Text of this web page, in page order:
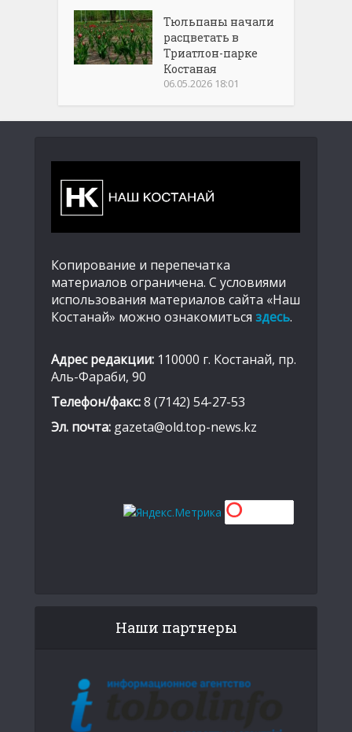
Тюльпаны начали
расцветать в
Триатлон-парке
Костаная
06.05.2026 18:01
Копирование и перепечатка
материалов ограничена. С условиями
использования материалов сайта «Наш
Костанай» можно ознакомиться здесь.
Адрес редакции: 110000 г. Костанай, пр.
Аль-Фараби, 90
Телефон/факс:8 (7142) 54-27-53
Эл. почта: gazeta@old.top-news.kz
Наши партнеры